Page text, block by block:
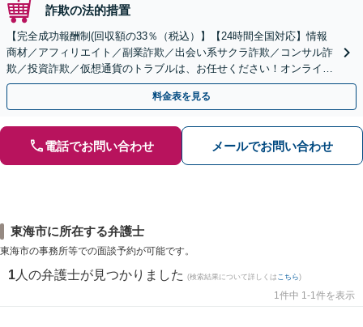
詐欺の法的措置
【完全成功報酬制(回収額の33％（税込）】【24時間全国対応】情報
商材／アフィリエイト／副業詐欺／出会い系サクラ詐欺／コンサル詐
欺／投資詐欺／仮想通貨のトラブルは、お任せください！オンライン
のみで解決も可能！
料金表を見る
電話でお問い合わせ メールでお問い合わせ
東海市に所在する弁護士
東海市の事務所等での面談予約が可能です。
1 人の弁護士が見つかりました (検索結果について詳しくは こちら)
1件中 1-1件を表示